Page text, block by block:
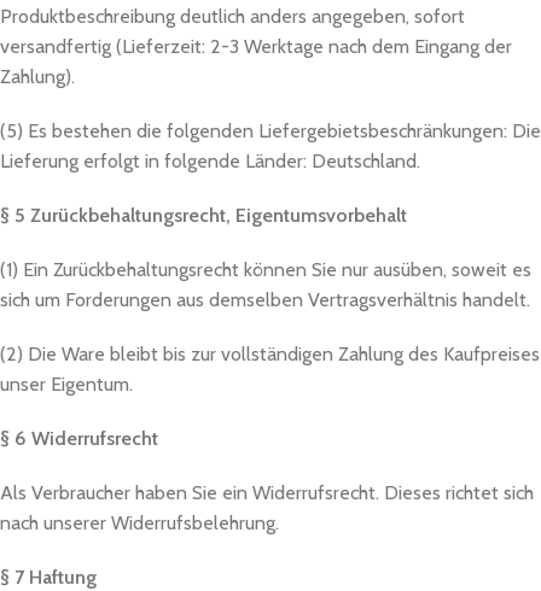
Produktbeschreibung deutlich anders angegeben, sofort
versandfertig (Lieferzeit: 2-3 Werktage nach dem Eingang der
Zahlung).
(5) Es bestehen die folgenden Liefergebietsbeschränkungen: Die
Lieferung erfolgt in folgende Länder: Deutschland.
§ 5 Zurückbehaltungsrecht, Eigentumsvorbehalt
(1) Ein Zurückbehaltungsrecht können Sie nur ausüben, soweit es
sich um Forderungen aus demselben Vertragsverhältnis handelt.
(2) Die Ware bleibt bis zur vollständigen Zahlung des Kaufpreises
unser Eigentum.
§ 6 Widerrufsrecht
Als Verbraucher haben Sie ein Widerrufsrecht. Dieses richtet sich
nach unserer Widerrufsbelehrung.
§ 7 Haftung